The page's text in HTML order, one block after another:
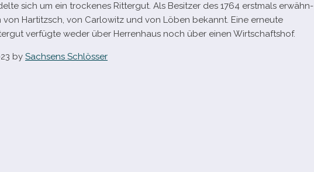
sich um ein tro­cke­nes Rittergut. Als Besitzer des 1764 erst­mals erwähn­
von Hartitzsch, von Carlowitz und von Löben bekannt. Eine erneute
ver­fügte weder über Herrenhaus noch über einen Wirtschaftshof.
by Sachsens Schlösser